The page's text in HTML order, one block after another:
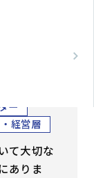
考
問いの立
ー
経営層
て大切な
ありま